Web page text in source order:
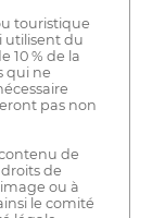
touristique
utilisent du
10 % de la
qui ne
pas non
de
de
ou à
le comité